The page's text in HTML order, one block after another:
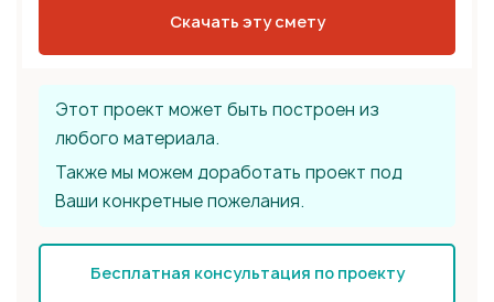
Скачать эту смету
Этот проект может быть построен из
любого материала.
Также мы можем доработать проект под
Ваши конкретные пожелания.
Бесплатная консультация по проекту